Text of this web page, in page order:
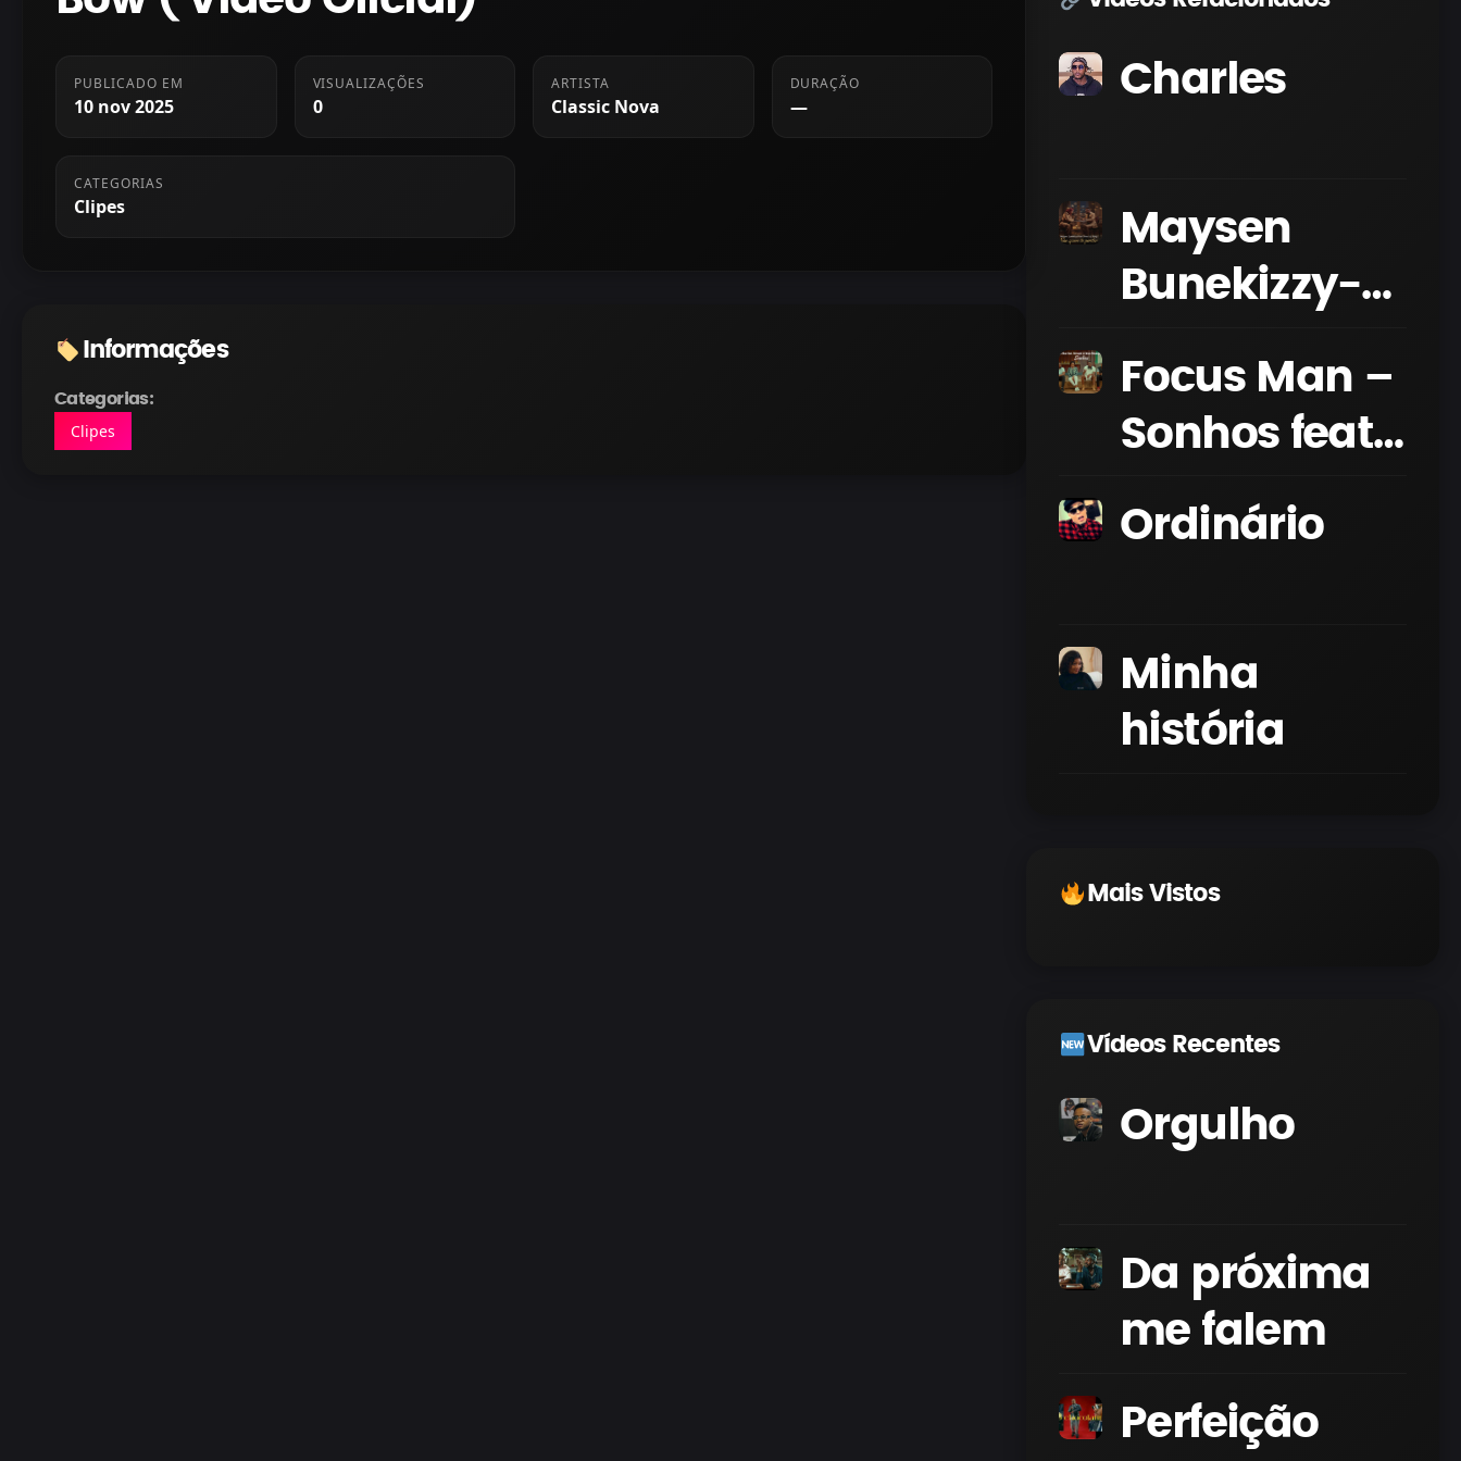
PUBLICADO EM
10 nov 2025
VISUALIZAÇÕES
0
ARTISTA
Classic Nova
DURAÇÃO
—
CATEGORIAS
Clipes
Informações
Categorias:
Clipes
Charles
Maysen
Bunekizzy-
perder (Feat.
Dama do
Bling)
Focus Man –
Sonhos feat.
Edson
Ordinário
Minha
história
Mais Vistos
Vídeos Recentes
Orgulho
Da próxima
me falem
Perfeição